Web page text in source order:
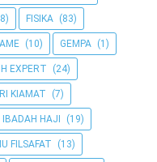
FISIKA (83)
(10) GEMPA (1)
EXPERT (24)
KIAMAT (7)
IBADAH HAJI (19)
FILSAFAT (13)